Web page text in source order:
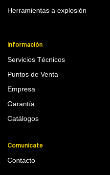
Herramientas a explosión
Información
Servicios Técnicos
Puntos de Venta
Empresa
Garantía
Catálogos
Comunicate
Contacto